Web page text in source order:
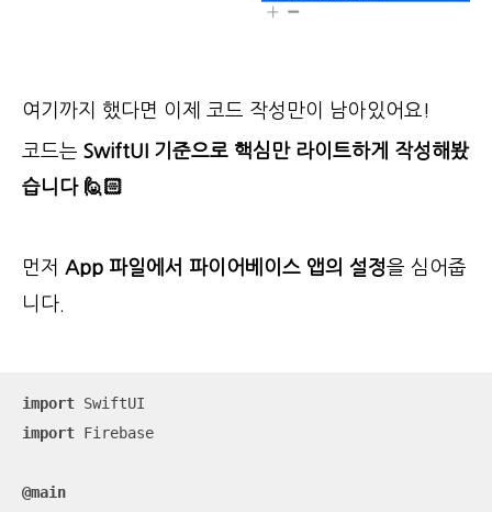
여기까지 했다면 이제 코드 작성만이 남아있어요!
코드는 SwiftUI 기준으로 핵심만 라이트하게 작성해봤
습니다 🙋🏻
먼저 App 파일에서 파이어베이스 앱의 설정을 심어줍
니다.
import
import Firebase
@main